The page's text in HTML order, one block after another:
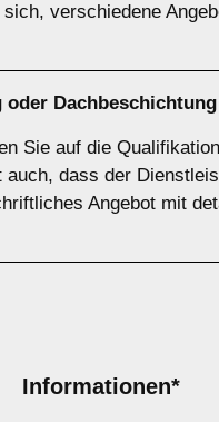
verschiedene
Sie auf die
dass der
Angebot mit
Informationen*